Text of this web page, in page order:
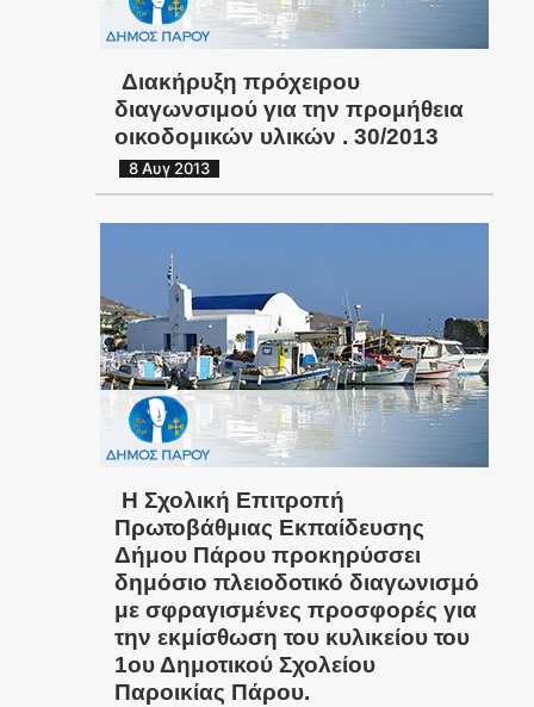
Διακήρυξη πρόχειρου
διαγωνσιμού για την προμήθεια
οικοδομικών υλικών . 30/2013
8 Αυγ 2013
Η Σχολική Επιτροπή
Πρωτοβάθμιας Εκπαίδευσης
Δήμου Πάρου προκηρύσσει
δημόσιο πλειοδοτικό διαγωνισμό
με σφραγισμένες προσφορές για
την εκμίσθωση του κυλικείου του
1ου Δημοτικού Σχολείου
Παροικίας Πάρου.